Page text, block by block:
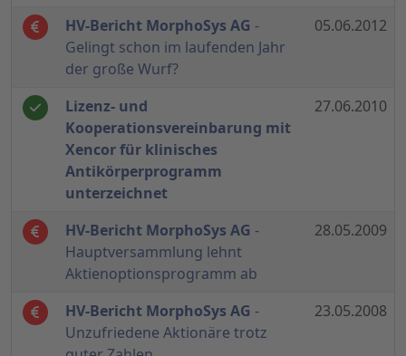
HV-Bericht MorphoSys AG -
Gelingt schon im laufenden Jahr
der große Wurf?
05.06.2012
Lizenz- und
Kooperationsvereinbarung mit
Xencor für klinisches
Antikörperprogramm
unterzeichnet
27.06.2010
HV-Bericht MorphoSys AG -
Hauptversammlung lehnt
Aktienoptionsprogramm ab
28.05.2009
HV-Bericht MorphoSys AG -
Unzufriedene Aktionäre trotz
23.05.2008